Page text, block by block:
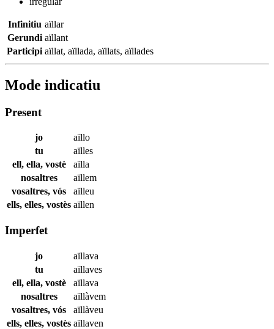
Infinitiu aïllar
Gerundi aïllant
Participi aïllat, aïllada, aïllats, aïllades
Mode indicatiu
Present
jo
aïllo
tu
aïlles
ell, ella, vostè
aïlla
nosaltres
aïllem
vosaltres, vós
aïlleu
ells, elles, vostès aïllen
Imperfet
jo
aïllava
tu
aïllaves
ell, ella, vostè
aïllava
nosaltres
aïllàvem
vosaltres, vós
aïllàveu
ells, elles, vostès aïllaven